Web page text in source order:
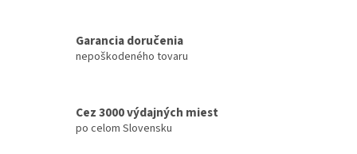
Garancia doručenia
nepoškodeného tovaru
Cez 3000 výdajných miest
po celom Slovensku